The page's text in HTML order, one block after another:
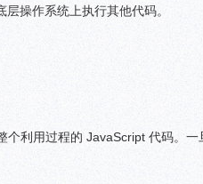
操作系统上执行其他代码。
利用过程的 JavaScript 代码。一